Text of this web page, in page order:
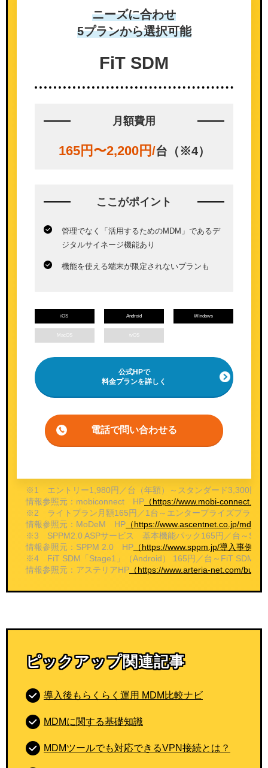
ニーズに合わせ
5プランから選択可能
FiT SDM
月額費用
165円〜2,200円/台（※4）
ここがポイント
管理でなく「活用するためのMDM」であるデ
ジタルサイネージ機能あり
機能を使える端末が限定されないプランも
iOS Android Windows
MacOS tvOS
公式HPで
料金プランを詳しく
電話で問い合わせる
※1 エントリー1,980円／台（年額）～スタンダード3,300円
情報参照元：mobiconnect HP （https://www.mobi-
※2 ライトプラン月額165円／1台～エンタープライズプラン
情報参照元：MoDeM HP （https://www.ascentnet.co.jp/mdm-
※3 SPPM2.0 ASPサービス 基本機能パック165円／台～
情報参照元：SPPM 2.0 HP （https://www.sppm.jp/導入事例・
※4 FiT SDM「Stage1」（Android） 165円／台～FiT SDM「
情報参照元：アステリアHP （https://www.arteria-net.com/
ピックアップ関連記事
導入後もらくらく運用 MDM比較ナビ
MDMに関する基礎知識
MDMツールでも対応できるVPN接続とは？